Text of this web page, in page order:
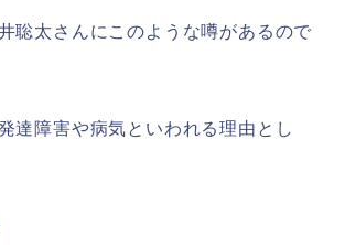
聡太さんにこのような噂があるので
達障害や病気といわれる理由とし